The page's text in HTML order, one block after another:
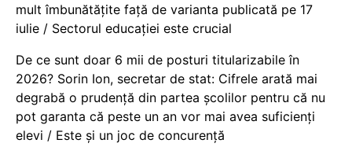
mult îmbunătățite față de varianta publicată pe 17
iulie / Sectorul educației este crucial
De ce sunt doar 6 mii de posturi titularizabile în
2026? Sorin Ion, secretar de stat: Cifrele arată mai
degrabă o prudență din partea școlilor pentru că nu
pot garanta că peste un an vor mai avea suficienți
elevi / Este și un joc de concurență